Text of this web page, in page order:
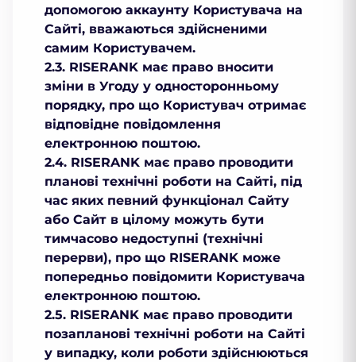
допомогою аккаунту Користувача на
Сайті, вважаються здійсненими
самим Користувачем.
2.3. RISERANK має право вносити
зміни в Угоду у односторонньому
порядку, про що Користувач отримає
відповідне повідомлення
електронною поштою.
2.4. RISERANK має право проводити
планові технічні роботи на Сайті, під
час яких певний функціонал Сайту
або Сайт в цілому можуть бути
тимчасово недоступні (технічні
перерви), про що RISERANK може
попередньо повідомити Користувача
електронною поштою.
2.5. RISERANK має право проводити
позапланові технічні роботи на Сайті
у випадку, коли роботи здійснюються